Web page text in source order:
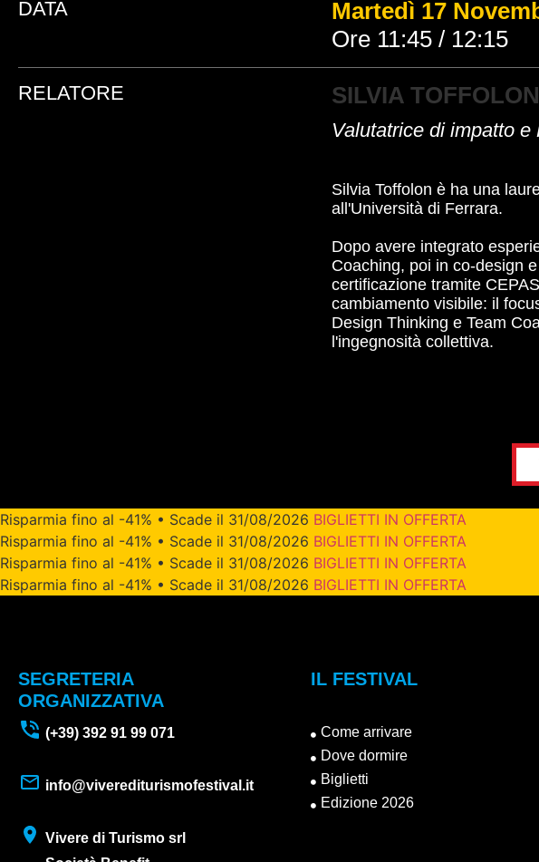
DATA
Martedì 17
Ore 11:45 / 12:15
RELATORE SILVIA TOFFOLON
Valutatrice di impatto
Silvia Toffolon è ha una
all'Università di Ferrara.
Dopo avere integrato
Coaching, poi in co-design
certificazione tramite
cambiamento visibile: il
Design Thinking e Team
l'ingegnosità collettiva.
Risparmia fino al -41% • Scade il 31/08/2026 BIGLIETTI IN OFFERTA
Risparmia fino al -41% • Scade il 31/08/2026 BIGLIETTI IN OFFERTA
Risparmia fino al -41% • Scade il 31/08/2026 BIGLIETTI IN OFFERTA
Risparmia fino al -41% • Scade il 31/08/2026 BIGLIETTI IN OFFERTA
SEGRETERIA
ORGANIZZATIVA
(+39) 392 91 99 071
info@viverediturismofestival.it
Vivere di Turismo srl
IL FESTIVAL
Come arrivare
Dove dormire
Biglietti
Edizione 2026